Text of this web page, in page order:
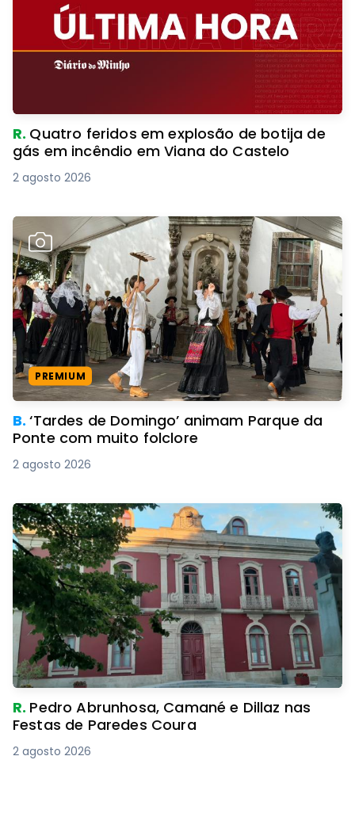
R. Quatro feridos em explosão de botija de
gás em incêndio em Viana do Castelo
2 agosto 2026
PREMIUM
B.‘Tardes de Domingo’ animam Parque da
Ponte com muito folclore
2 agosto 2026
R. Pedro Abrunhosa, Camané e Dillaz nas
Festas de Paredes Coura
2 agosto 2026